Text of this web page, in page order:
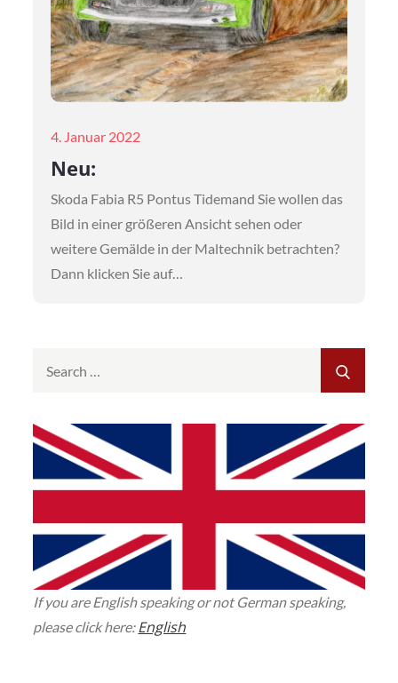
Posted
on
4. Januar 2022
Neu:
Skoda Fabia R5 Pontus Tidemand Sie wollen das
Bild in einer größeren Ansicht sehen oder
weitere Gemälde in der Maltechnik betrachten?
Dann klicken Sie auf…
If you are English speaking or not German speaking,
please click here:English